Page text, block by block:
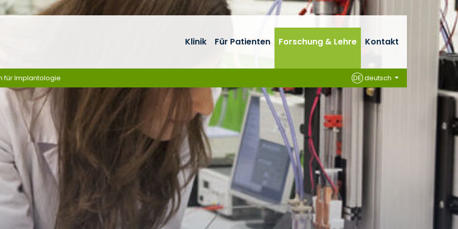
Klinik Für Patienten Forschung & Lehre Kontakt
für Implantologie DEdeutsch